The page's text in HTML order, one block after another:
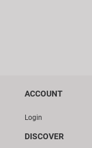
ACCOUNT
Login
DISCOVER